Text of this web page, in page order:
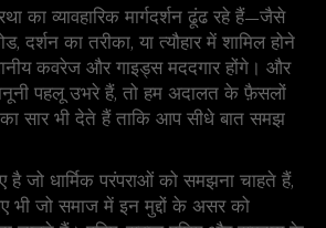
का व्यावहारिक मार्गदर्शन ढूंढ रहे हैं—जैसे
दर्शन का तरीका, या त्यौहार में शामिल होने
कवरेज और गाइड्स मददगार होंगे। और
पहलू उभरे हैं, तो हम अदालत के फ़ैसलों
सार भी देते हैं ताकि आप सीधे बात समझ
जो धार्मिक परंपराओं को समझना चाहते हैं,
भी जो समाज में इन मुद्दों के असर को